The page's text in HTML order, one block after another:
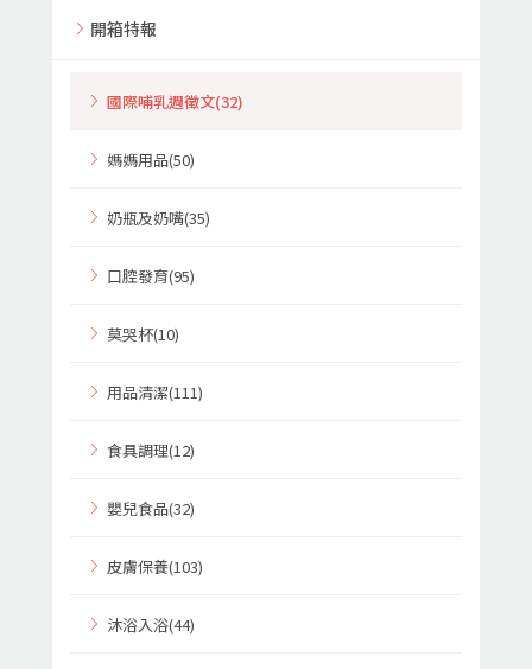
開箱特報
國際哺乳週徵文(32)
媽媽用品(50)
奶瓶及奶嘴(35)
口腔發育(95)
莫哭杯(10)
用品清潔(111)
食具調理(12)
嬰兒食品(32)
皮膚保養(103)
沐浴入浴(44)